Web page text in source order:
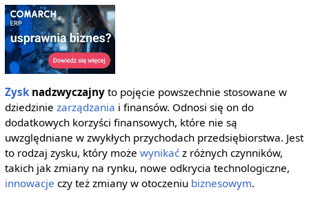
Zysknadzwyczajnyto pojęcie powszechnie stosowane w
dziedzinie zarządzania i finansów. Odnosi się on do
dodatkowych korzyści finansowych, które nie są
uwzględniane w zwykłych przychodach przedsiębiorstwa. Jest
to rodzaj zysku, który może wynikaćz różnych czynników,
takich jak zmiany na rynku, nowe odkrycia technologiczne,
innowacje czy też zmiany w otoczeniu biznesowym.